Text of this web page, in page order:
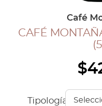
INGRESAR
Cerrar Sesión
Café
CAFÉ
$
Tipología